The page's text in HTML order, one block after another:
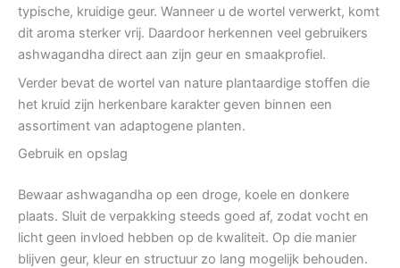
typische, kruidige geur. Wanneer u de wortel verwerkt, komt
dit aroma sterker vrij. Daardoor herkennen veel gebruikers
ashwagandha direct aan zijn geur en smaakprofiel.
Verder bevat de wortel van nature plantaardige stoffen die
het kruid zijn herkenbare karakter geven binnen een
assortiment van adaptogene planten.
Gebruik en opslag
Bewaar ashwagandha op een droge, koele en donkere
plaats. Sluit de verpakking steeds goed af, zodat vocht en
licht geen invloed hebben op de kwaliteit. Op die manier
blijven geur, kleur en structuur zo lang mogelijk behouden.